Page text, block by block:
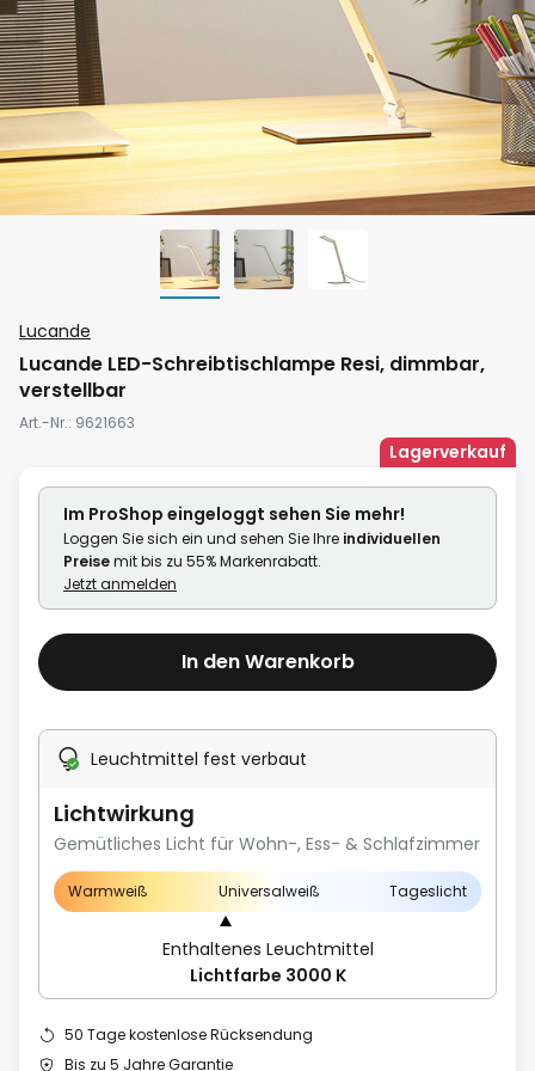
Anfang
der
springen
Lucande
Lucande LED-Schreibtischlampe Resi, dimmbar,
verstellbar
Art.-Nr. 9621663
Lagerverkauf
Im ProShop eingeloggt sehen Sie mehr!
Loggen Sie sich ein und sehen Sie Ihre individuellen
Preisemit bis zu 55% Markenrabatt.
Jetzt anmelden
In den Warenkorb
Leuchtmittel fest verbaut
Lichtwirkung
Gemütliches Licht für Wohn-, Ess- & Schlafzimmer
Warmweiß Universalweiß Tageslicht
Enthaltenes Leuchtmittel
Lichtfarbe 3000 K
50 Tage kostenlose Rücksendung
Bis zu 5 Jahre Garantie